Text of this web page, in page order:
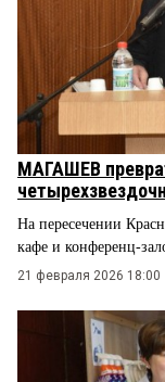
МАГАШЕВ
На пересечении
кафе и конференц-
21 февраля 2026 18:00